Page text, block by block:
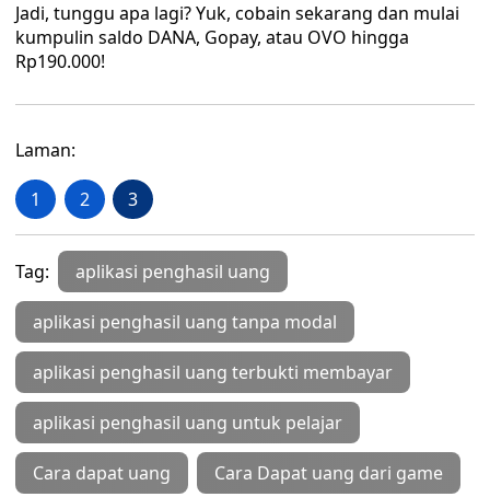
Jadi, tunggu apa lagi? Yuk, cobain sekarang dan mulai
kumpulin saldo DANA, Gopay, atau OVO hingga
Rp190.000!
Laman:
1 2 3
Tag: aplikasi penghasil uang
aplikasi penghasil uang tanpa modal
aplikasi penghasil uang terbukti membayar
aplikasi penghasil uang untuk pelajar
Cara dapat uang Cara Dapat uang dari game